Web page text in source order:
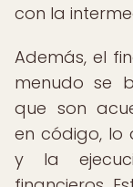
con la
Además, el
menudo se
que son
en código, lo
y la